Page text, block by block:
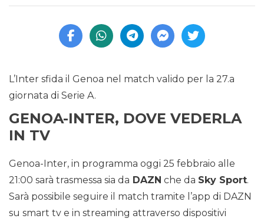
L’Inter sfida il Genoa nel match valido per la 27.a
giornata di Serie A.
GENOA-INTER, DOVE VEDERLA
IN TV
Genoa-Inter, in programma oggi 25 febbraio alle
21:00 sarà trasmessa sia da DAZN che da Sky Sport.
Sarà possibile seguire il match tramite l’app di DAZN
su smart tv e in streaming attraverso dispositivi